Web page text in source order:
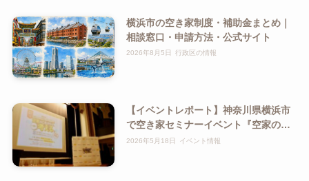
横浜市の空き家制度・補助金まとめ｜
相談窓口・申請方法・公式サイト
2026年8月5日 行政区の情報
【イベントレポート】神奈川県横浜市
で空き家セミナーイベント『空家のこ
れからを、一緒に考える。』を開催い
2026年5月18日 イベント情報